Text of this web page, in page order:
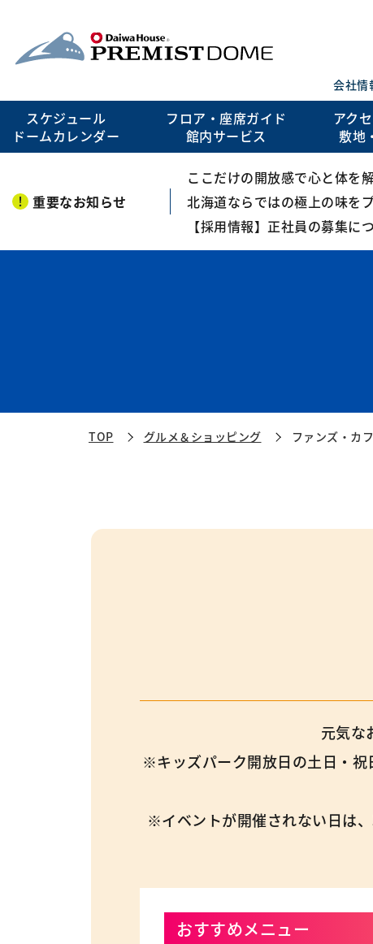
会社情
スケジュール
ドームカレンダー
フロア・座席ガイド
館内サービス
アク
敷地
重要なお知らせ
ここだけの開放感で心と体を
北海道ならではの極上の味を
【採用情報】正社員の募集に
TOP グルメ＆ショッピング ファンズ・カ
元気な
※キッズパーク開放日の土日・祝
※イベントが開催されない日は
おすすめメニュー